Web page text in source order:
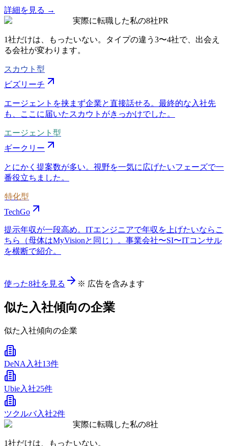
詳細を見る →
実際に転職した私の8社PR
1社だけは、もったいない。タイプの違う 3〜4社で、出会え
る会社が変わります。
スカウト型
ビズリーチ
エージェントを挟まず企業と直接話せる。最終的な入社先
も、ここに届いたスカウトがきっかけでした。
エージェント型
ギークリー
とにかく提案数が多い。視野を一気に広げたいフェーズで一
番役立ちました。
特化型
TechGo
提示年収が一段高め。ITエンジニアで年収を上げたいならこ
ちら（母体はMyVisionと同じ）。事業会社〜SI〜ITコンサル
を横断で紹介。
使った8社を見る ※ 広告を含みます
似た入社傾向の企業
似た入社傾向の企業
DeNA 入社13件
Ubie入社25件
ツクルバ入社2件
実際に転職した私の8社
1社だけは、もったいない。